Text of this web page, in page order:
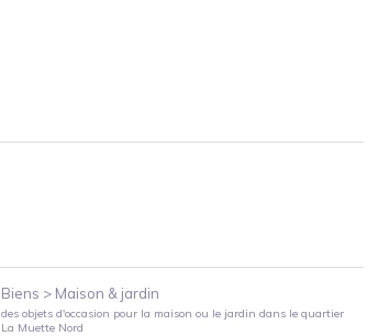
Biens > Maison & jardin
des objets d'occasion pour la maison ou le jardin dans le quartier
La Muette Nord